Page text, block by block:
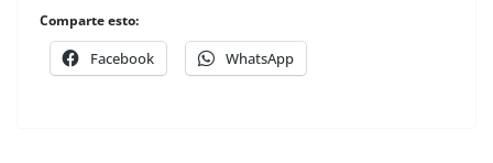
Comparte esto:
Facebook WhatsApp